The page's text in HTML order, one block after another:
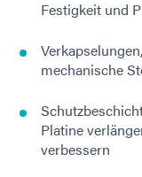
Festigkeit und
mechanische
Platine
verbessern